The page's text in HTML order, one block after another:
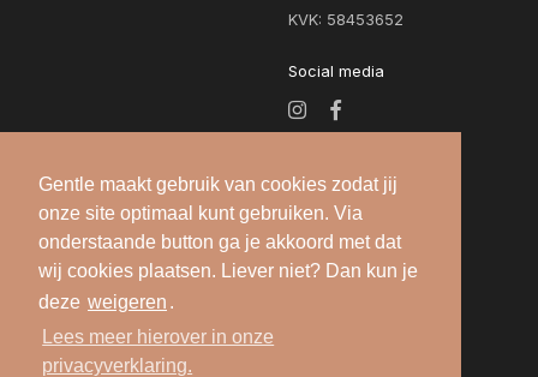
Gentle maakt gebruik van cookies zodat jij
onze site optimaal kunt gebruiken. Via
onderstaande button ga je akkoord met dat
wij cookies plaatsen. Liever niet? Dan kun je
deze weigeren .
Lees meer hierover in onze
privacyverklaring.
KVK: 58453652
Social media
Alle rechten voorbehouden — 2026 © Gentle
Oisterwijk |Algemene voorwaarden